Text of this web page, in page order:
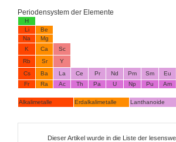
Periodensystem der Elemente
H
Li
Be
Na
Mg
K
Ca
Sc
Rb
Sr
Y
Cs
Ba La Ce Pr Nd Pm Sm Eu
Fr
Ra Ac Th Pa U Np Pu Am
Alkalimetalle Erdalkalimetalle Lanthanoide
Dieser Artikel wurde in die Liste der